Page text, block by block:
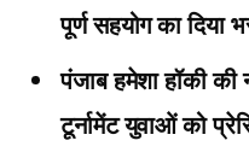
पूर्ण सहयोग का दिया
पंजाब हमेशा हॉकी की
टूर्नामेंट युवाओं को